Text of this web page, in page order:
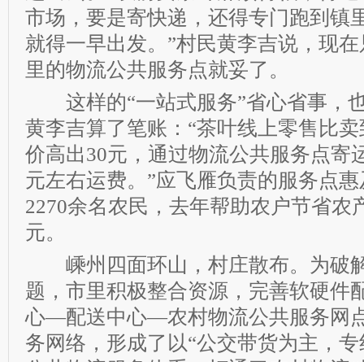
市场，要是寄快递，还得专门跑到镇
就得一早出发。”村民黄李吉说，现
里的物流公共服务点就妥了。
这样的“一站式服务”省心省事，
黄李吉算了笔账：“茶叶线上零售比
价高出30元，通过物流公共服务点寄
元左右运费。”应飞雁负责的服务点
2270余名农民，去年帮助农户节省农
元。
嵊州四面环山，村庄散布。为破
题，市里积极整合资源，完善软硬件
心—配送中心—农村物流公共服务网
务网络，形成了以“公交带货为主，